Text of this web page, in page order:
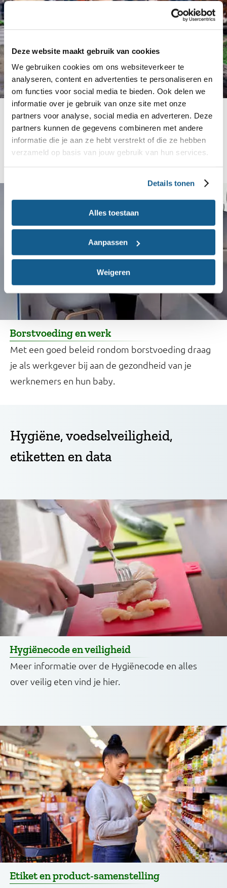
Deze website maakt gebruik van cookies
We gebruiken cookies om ons websiteverkeer te
analyseren, content en advertenties te personaliseren en
om functies voor social media te bieden. Ook delen we
informatie over je gebruik van onze site met onze
partners voor analyse, social media en adverteren. Deze
partners kunnen de gegevens combineren met andere
informatie die je aan ze hebt verstrekt of die ze hebben
verzameld op basis van jouw gebruik van hun services.
Details tonen
Alles toestaan
Aanpassen
Weigeren
Gemeente en GGD
Als gemeente of GGD aan de slag met het GALA?
Maak gebruik van onze ondersteuning. Samen gaan
we voor een gezonde generatie.
Borstvoeding en werk
Met een goed beleid rondom borstvoeding draag
je als werkgever bij aan de gezondheid van je
werknemers en hun baby.
Hygiëne, voedselveiligheid,
etiketten en data
Hygiënecode en veiligheid
Meer informatie over de Hygiënecode en alles
over veilig eten vind je hier.
Etiket en product-samenstelling